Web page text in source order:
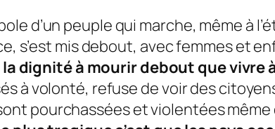
d’un peuple qui marche, même à
s’est mis debout, avec femmes et
la dignité à mourir debout que vivre
à volonté, refuse de voir des
pourchassées et violentées même